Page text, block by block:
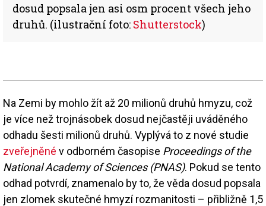
dosud popsala jen asi osm procent všech jeho
druhů. (ilustrační foto: Shutterstock)
Na Zemi by mohlo žít až 20 milionů druhů hmyzu, což
je více než trojnásobek dosud nejčastěji uváděného
odhadu šesti milionů druhů. Vyplývá to z nové studie
zveřejněné v odborném časopise Proceedings of the
National Academy of Sciences (PNAS). Pokud se tento
odhad potvrdí, znamenalo by to, že věda dosud popsala
jen zlomek skutečné hmyzí rozmanitosti – přibližně 1,5